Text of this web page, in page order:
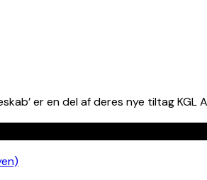
er en del af deres nye tiltag KGL